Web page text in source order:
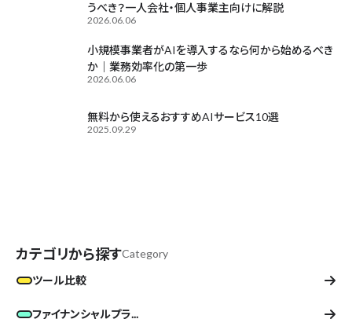
うべき？一人会社・個人事業主向けに解説
2026.06.06
小規模事業者がAIを導入するなら何から始めるべき
か｜業務効率化の第一歩
2026.06.06
無料から使えるおすすめAIサービス10選
2025.09.29
カテゴリから探すCategory
ツール比較
ファイナンシャルプラ...